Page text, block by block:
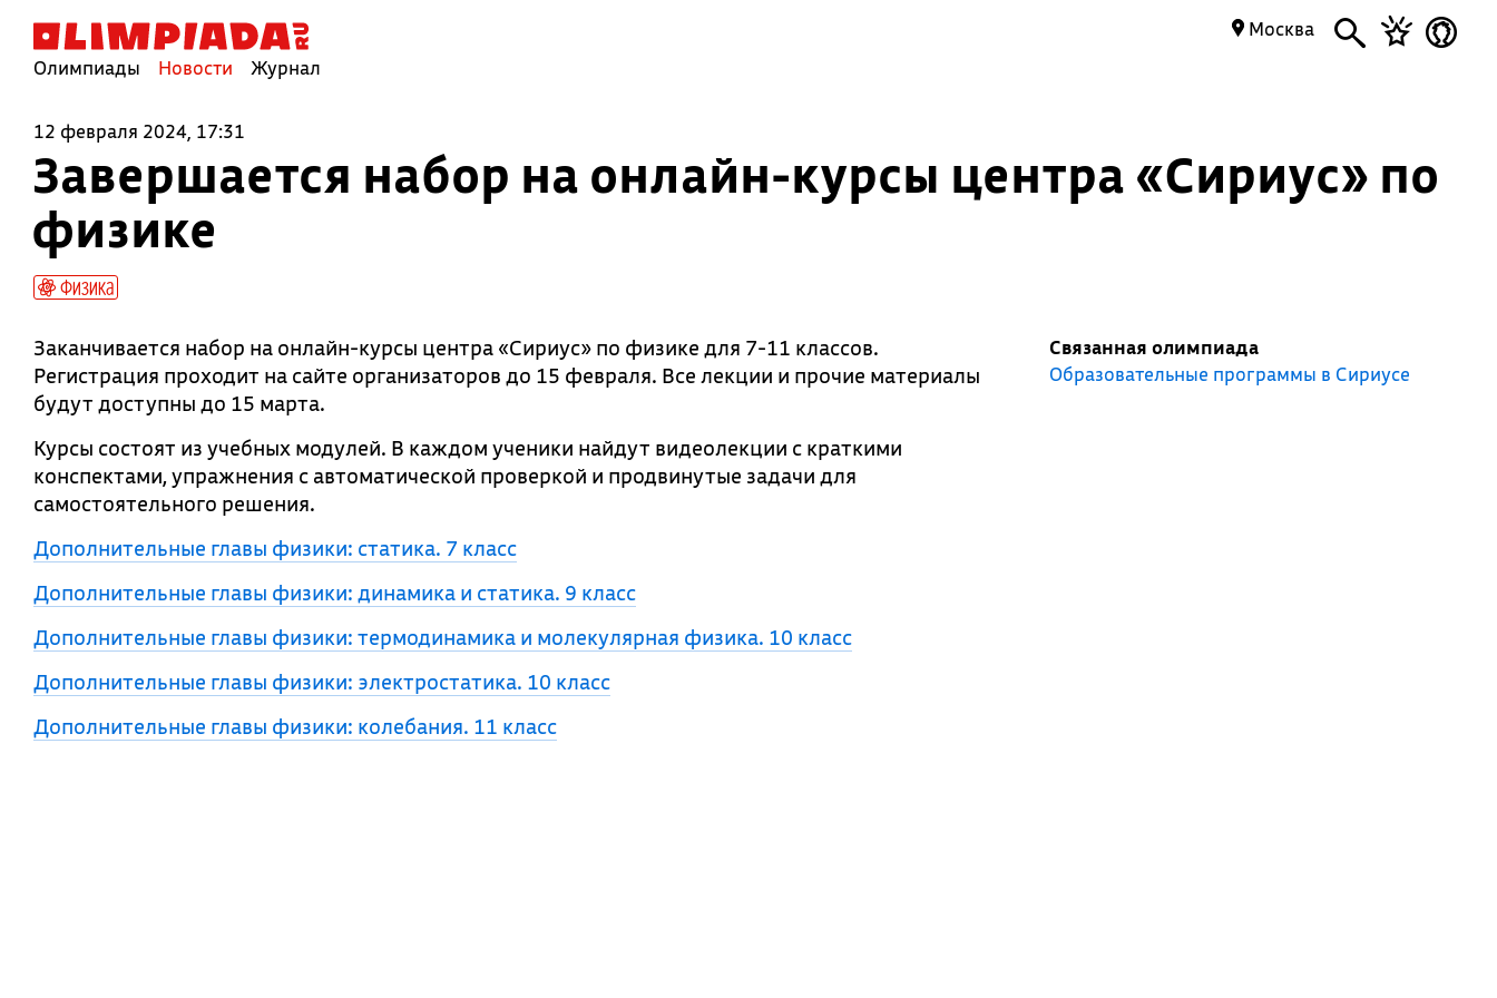
Олимпиады Новости Журнал
Москва
12 февраля 2024, 17:31
Завершается набор на онлайн-курсы центра «Сириус» по
физике
Физика
Заканчивается набор на онлайн-курсы центра «Сириус» по физике для 7-11 классов.
Регистрация проходит на сайте организаторов до 15 февраля. Все лекции и прочие материалы
будут доступны до 15 марта.
Курсы состоят из учебных модулей. В каждом ученики найдут видеолекции с краткими
конспектами, упражнения с автоматической проверкой и продвинутые задачи для
самостоятельного решения.
Дополнительные главы физики: статика. 7 класс
Дополнительные главы физики: динамика и статика. 9 класс
Дополнительные главы физики: термодинамика и молекулярная физика. 10 класс
Дополнительные главы физики: электростатика. 10 класс
Дополнительные главы физики: колебания. 11 класс
Связанная олимпиада
Образовательные программы в Сириусе